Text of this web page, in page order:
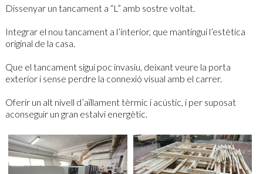
Dissenyar un tancament a “L” amb sostre voltat.
Integrar el nou tancament a l’interior, que mantingui l’estètica
original de la casa.
Que el tancament sigui poc invasiu, deixant veure la porta
exterior i sense perdre la connexió visual amb el carrer.
Oferir un alt nivell d’aïllament tèrmic i acústic, i per suposat
aconseguir un gran estalvi energètic.